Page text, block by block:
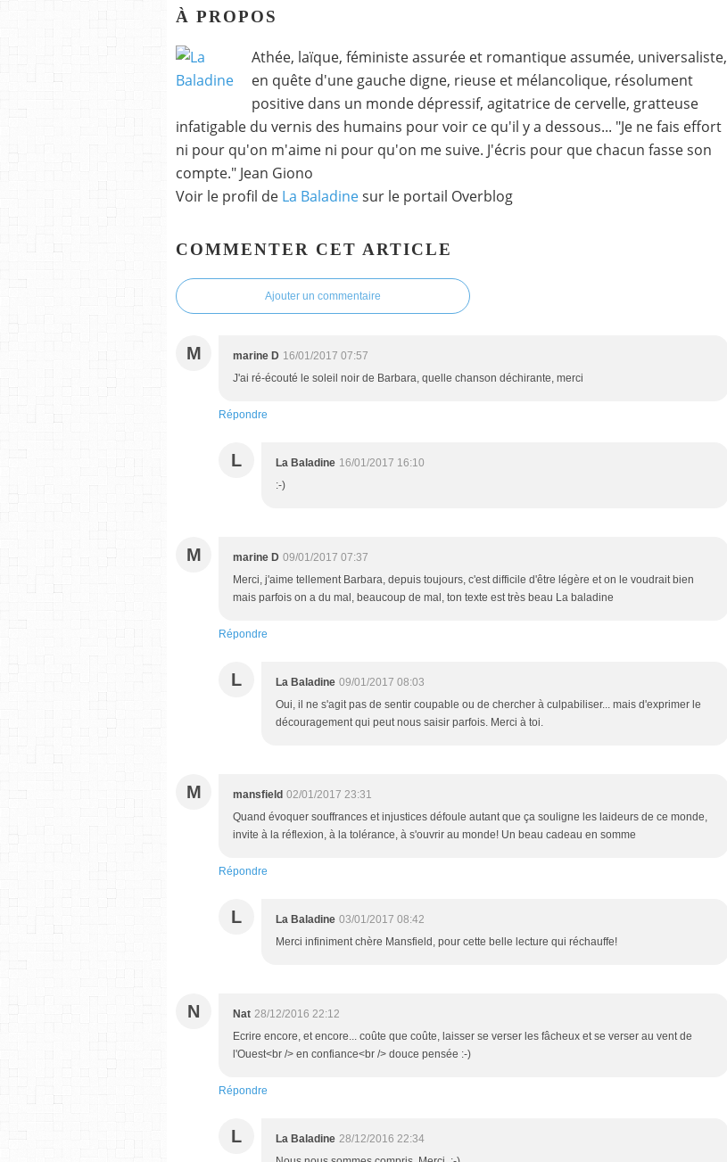
À PROPOS
Athée, laïque, féministe assurée et romantique assumée, universaliste,
en quête d'une gauche digne, rieuse et mélancolique, résolument
positive dans un monde dépressif, agitatrice de cervelle, gratteuse
infatigable du vernis des humains pour voir ce qu'il y a dessous... "Je ne fais effort
ni pour qu'on m'aime ni pour qu'on me suive. J'écris pour que chacun fasse son
compte." Jean Giono
Voir le profil de La Baladinesur le portail Overblog
COMMENTER CET ARTICLE
Ajouter un commentaire
M marine D 16/01/2017 07:57
J'ai ré-écouté le soleil noir de Barbara, quelle chanson déchirante, merci
Répondre
L La Baladine 16/01/2017 16:10
:-)
M marine D 09/01/2017 07:37
Merci, j'aime tellement Barbara, depuis toujours, c'est difficile d'être légère et on le voudrait bien
mais parfois on a du mal, beaucoup de mal, ton texte est très beau La baladine
Répondre
L La Baladine 09/01/2017 08:03
Oui, il ne s'agit pas de sentir coupable ou de chercher à culpabiliser... mais d'exprimer le
découragement qui peut nous saisir parfois. Merci à toi.
M mansfield 02/01/2017 23:31
Quand évoquer souffrances et injustices défoule autant que ça souligne les laideurs de ce monde,
invite à la réflexion, à la tolérance, à s'ouvrir au monde! Un beau cadeau en somme
Répondre
L La Baladine 03/01/2017 08:42
Merci infiniment chère Mansfield, pour cette belle lecture qui réchauffe!
N Nat 28/12/2016 22:12
Ecrire encore, et encore... coûte que coûte, laisser se verser les fâcheux et se verser au vent de
l'Ouest<br /> en confiance<br /> douce pensée :-)
Répondre
L La Baladine 28/12/2016 22:34